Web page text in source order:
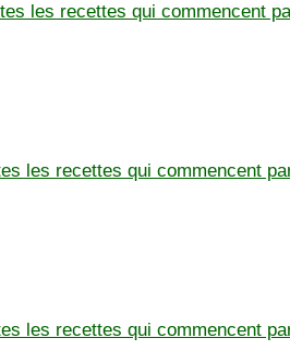
les recettes qui commencent
les recettes qui commencent
les recettes qui commencent